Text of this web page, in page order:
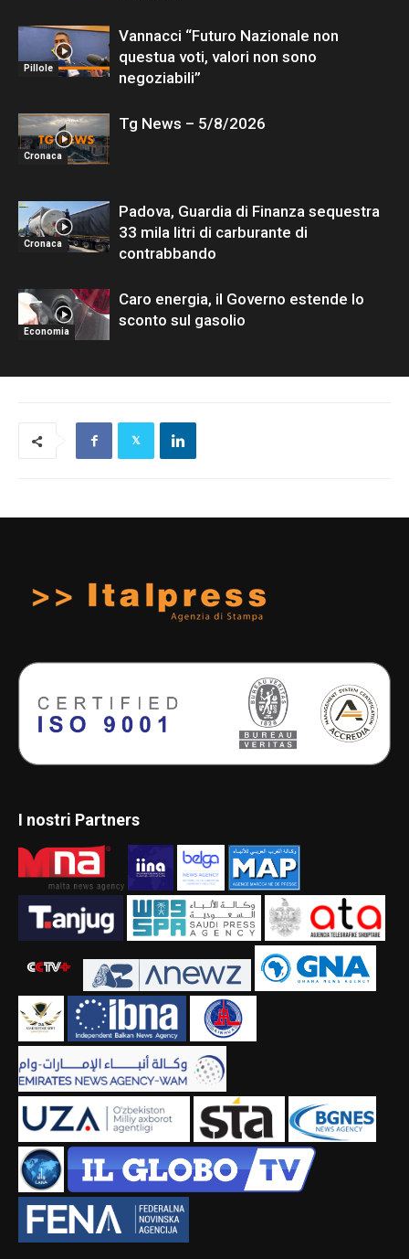
Pillole
Vannacci “Futuro Nazionale non
questua voti, valori non sono
negoziabili”
Cronaca
Tg News – 5/8/2026
Cronaca
Padova, Guardia di Finanza sequestra
33 mila litri di carburante di
contrabbando
Economia
Caro energia, il Governo estende lo
sconto sul gasolio
I nostri Partners